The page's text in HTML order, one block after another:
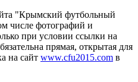
"Крымский футбольный
числе фотографий и
при условии ссылки на
прямая, открытая для
на сайт www.cfu2015.com в